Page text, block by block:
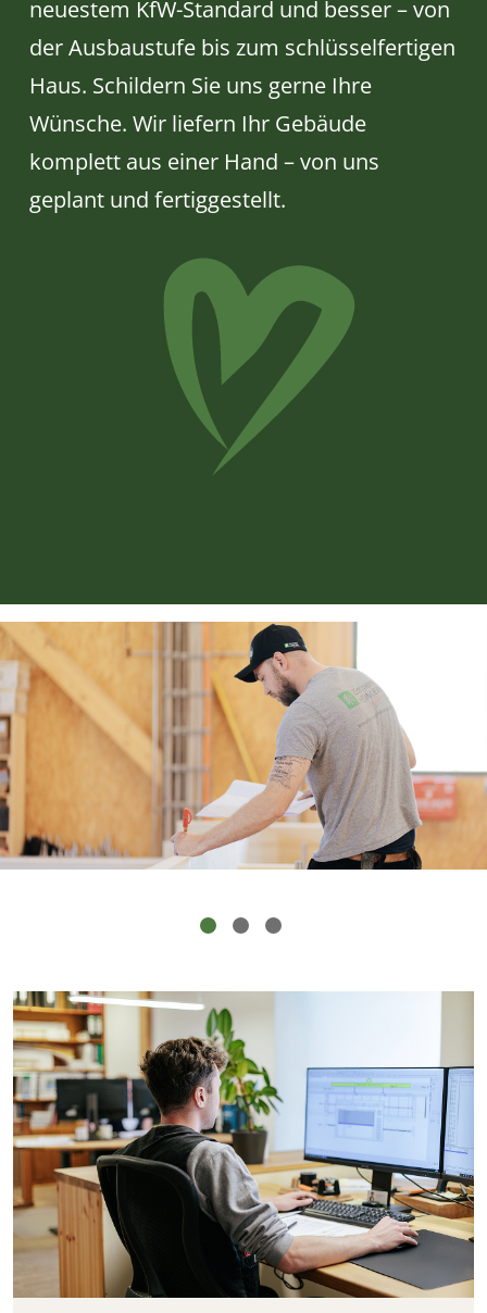
neuestem KfW-Standard und besser – von
der Ausbaustufe bis zum schlüsselfertigen
Haus. Schildern Sie uns gerne Ihre
Wünsche. Wir liefern Ihr Gebäude
komplett aus einer Hand – von uns
geplant und fertiggestellt.